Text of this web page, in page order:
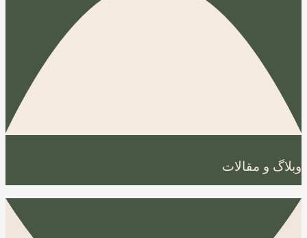
وبلاگ و مقالات